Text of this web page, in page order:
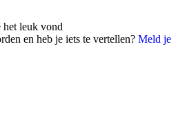
het leuk vond
en heb je iets te vertellen? Meld je